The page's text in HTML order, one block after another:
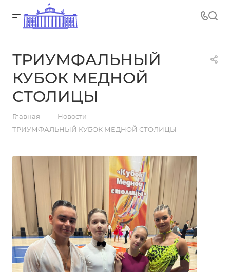
ТРИУМФАЛЬНЫЙ
КУБОК МЕДНОЙ
СТОЛИЦЫ
Главная — Новости —
ТРИУМФАЛЬНЫЙ КУБОК МЕДНОЙ СТОЛИЦЫ